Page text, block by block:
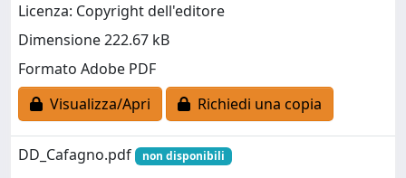
Licenza: Copyright dell'editore
Dimensione 222.67 kB
Formato Adobe PDF
Visualizza/Apri
Richiedi una copia
DD_Cafagno.pdf non disponibili